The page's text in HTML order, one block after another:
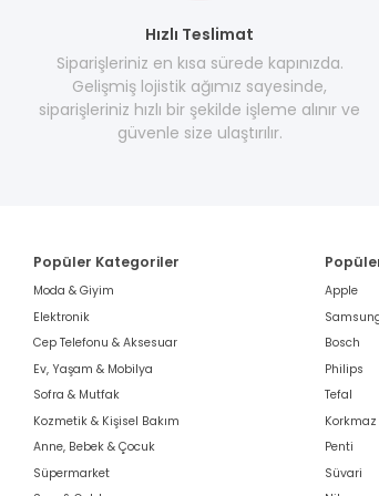
Hızlı Teslimat
Siparişleriniz en kısa sürede kapınızda.
Gelişmiş lojistik ağımız sayesinde,
siparişleriniz hızlı bir şekilde işleme alınır ve
güvenle size ulaştırılır.
Popüler Kategoriler
Moda & Giyim
Elektronik
Cep Telefonu & Aksesuar
Ev, Yaşam & Mobilya
Sofra & Mutfak
Kozmetik & Kişisel Bakım
Anne, Bebek & Çocuk
Süpermarket
Apple
Bosch
Philips
Tefal
Korkmaz
Penti
Süvari